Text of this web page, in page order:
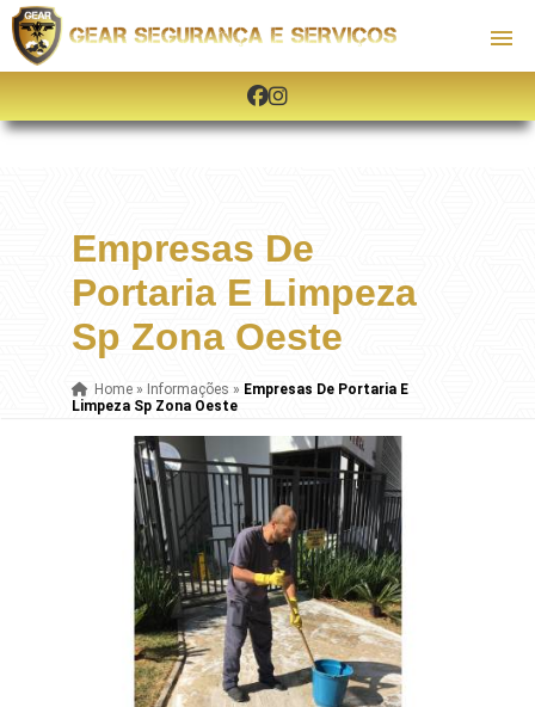
Empresas De
Portaria E Limpeza
Sp Zona Oeste
Home» Informações » Empresas De Portaria E
Limpeza Sp Zona Oeste